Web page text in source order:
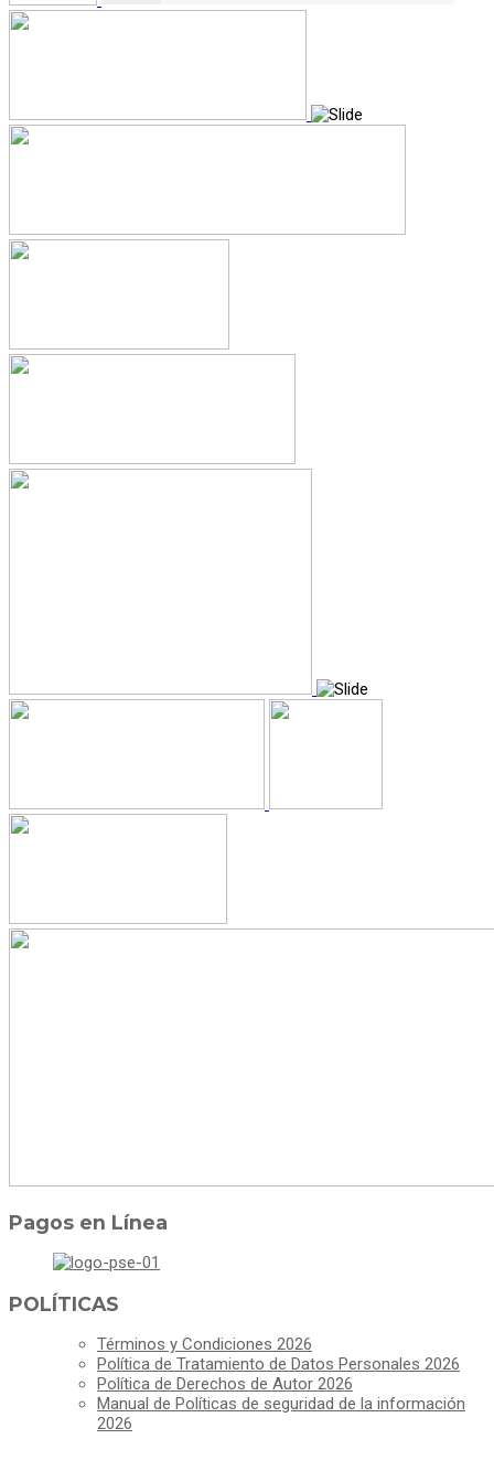
Pagos en Línea
POLÍTICAS
Términos y Condiciones 2026
Política de Tratamiento de Datos Personales 2026
Política de Derechos de Autor 2026
Manual de Políticas de seguridad de la información
2026